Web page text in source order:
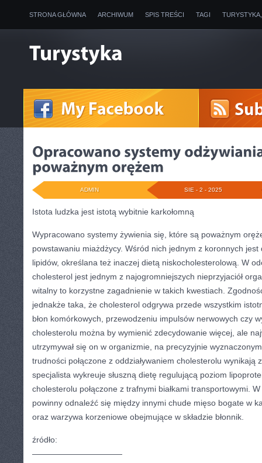
STRONA GŁÓWNA ARCHIWUM SPIS TREŚCI TAGI
SIE - 2 - 2025
ADMIN
Istota ludzka jest istotą wybitnie karkołomną
Wypracowano systemy żywienia się, które są poważnym
powstawaniu miażdżycy. Wśród nich jednym z koronnych
lipidów, określana też inaczej dietą niskocholesterolową. W
cholesterol jest jednym z najogromniejszych nieprzyjaciół
witalny to korzystne zagadnienie w takich kwestiach.
jednakże taka, że cholesterol odgrywa przede wszystkim
błon komórkowych, przewodzeniu impulsów nerwowych czy
cholesterolu można by wymienić zdecydowanie więcej, ale
utrzymywał się on w organizmie, na precyzyjnie
trudności połączone z oddziaływaniem cholesterolu wynikają
specjalista wykreuje słuszną dietę regulującą poziom
cholesterolu połączone z trafnymi białkami transportowymi.
powinny odnaleźć się między innymi chude mięso bogate w
oraz warzywa korzeniowe obejmujące w składzie błonnik.
źródło:
———————————